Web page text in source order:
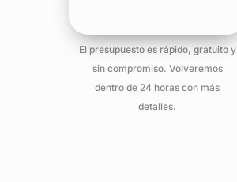
El presupuesto es rápido, gratuito y
sin compromiso. Volveremos
dentro de 24 horas con más
detalles.